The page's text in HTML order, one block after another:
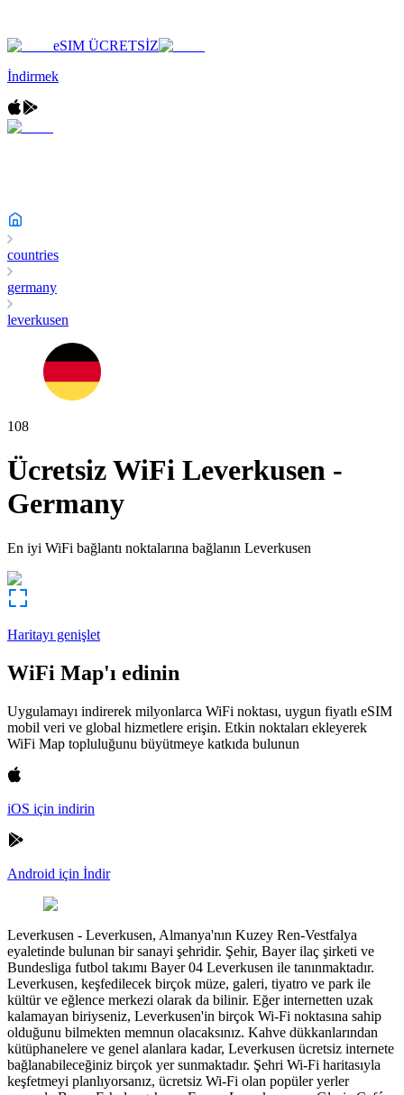
eSIM ÜCRETSİZ
İndirmek
countries
germany
leverkusen
108
Ücretsiz WiFi Leverkusen -
Germany
En iyi WiFi bağlantı noktalarına bağlanın Leverkusen
Haritayı genişlet
WiFi Map'ı edinin
Uygulamayı indirerek milyonlarca WiFi noktası, uygun fiyatlı eSIM
mobil veri ve global hizmetlere erişin. Etkin noktaları ekleyerek
WiFi Map topluluğunu büyütmeye katkıda bulunun
iOS için indirin
Android için İndir
Leverkusen - Leverkusen, Almanya'nın Kuzey Ren-Vestfalya
eyaletinde bulunan bir sanayi şehridir. Şehir, Bayer ilaç şirketi ve
Bundesliga futbol takımı Bayer 04 Leverkusen ile tanınmaktadır.
Leverkusen, keşfedilecek birçok müze, galeri, tiyatro ve park ile
kültür ve eğlence merkezi olarak da bilinir. Eğer internetten uzak
kalamayan biriyseniz, Leverkusen'in birçok Wi-Fi noktasına sahip
olduğunu bilmekten memnun olacaksınız. Kahve dükkanlarından
kütüphanelere ve genel alanlara kadar, Leverkusen ücretsiz internete
bağlanabileceğiniz birçok yer sunmaktadır. Şehri Wi-Fi haritasıyla
keşfetmeyi planlıyorsanız, ücretsiz Wi-Fi olan popüler yerler